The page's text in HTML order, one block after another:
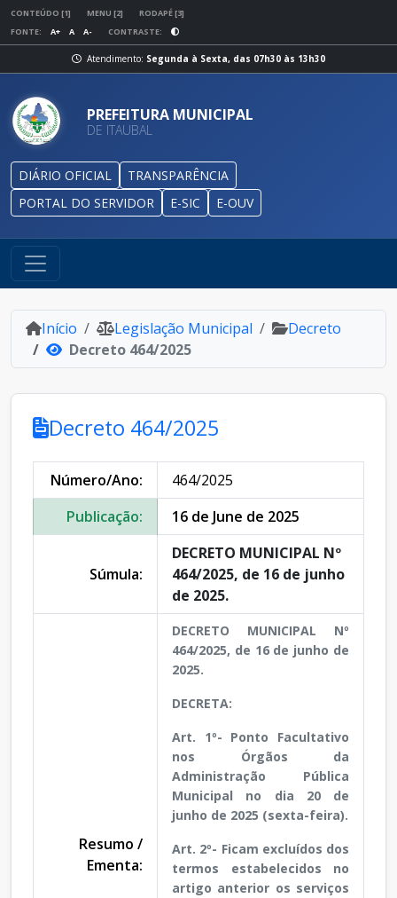
CONTEÚDO [1] MENU [2]
RODAPÉ [3]
FONTE:
A+ A A- CONTRASTE:
Atendimento: Segunda à Sexta, das 07h30 às 13h30
PREFEITURA MUNICIPAL
DE ITAUBAL
DIÁRIO OFICIAL
TRANSPARÊNCIA
PORTAL DO SERVIDOR
E-SIC E-OUV
Início Legislação Municipal
Decreto
Decreto 464/2025
Decreto 464/2025
Número/Ano:
464/2025
Publicação:
16 de June de 2025
Súmula:
DECRETO MUNICIPAL Nº
464/2025, de 16 de junho
de 2025.
Resumo /
Ementa:
DECRETO MUNICIPAL Nº
464/2025, de 16 de junho de
2025.
DECRETA:
Art. 1º- Ponto Facultativo
nos Órgãos da
Administração Pública
Municipal no dia 20 de
junho de 2025 (sexta-feira).
Art. 2º- Ficam excluídos dos
termos estabelecidos no
artigo anterior os serviços